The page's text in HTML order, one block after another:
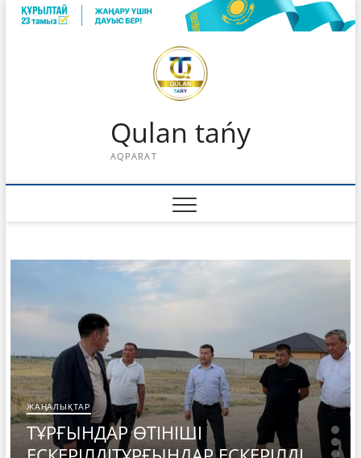
Skip
Qulan tańy
AQPARAT
ЖАҢАЛЫҚТАР
Көкдөненді көркейтуге көп күш